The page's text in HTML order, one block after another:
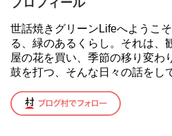
プロフィール
世話焼きグリーンLifeへようこ
る、緑のあるくらし。それは、
屋の花を買い、季節の移り変わ
鼓を打つ、そんな日々の話をし